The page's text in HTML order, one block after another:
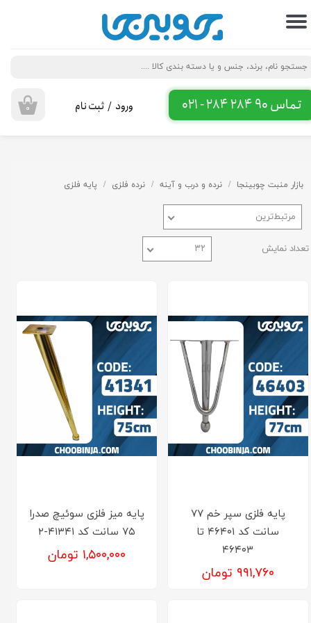
تماس 90 284 284 - 021 ۰ ورود / ثبت نام
حساب کاربری من
تغییر گذر واژه
سفارشات
خروج از حساب کاربری
بازار منبت چوبینجا نرده و درب و آینه نرده فلزی پایه فلزی
مرتبط‌ترین
تعداد نمایش ۳۲
پایه فلزی سپر خم ۷۷
سانت کد ۴۶۴۰۱ تا
۴۶۴۰۳
۹۹۱,۷۶۰ تومان
پایه میز فلزی سوئیچ صدرا
۷۵ سانت کد ۴۱۳۴۱-۲
۱,۵۰۰,۰۰۰ تومان